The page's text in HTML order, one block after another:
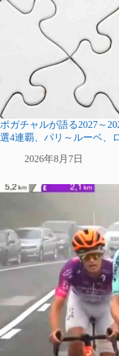
ポガチャルが語る2027～
選4連覇、パリ～ルーベ、
2026年8月7日